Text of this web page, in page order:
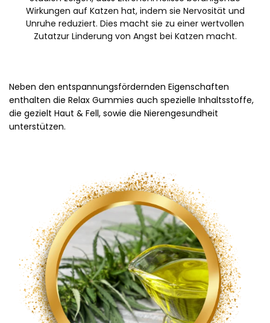
Wirkungen auf Katzen hat, indem sie Nervosität und
Unruhe reduziert. Dies macht sie zu einer wertvollen
Zutatzur Linderung von Angst bei Katzen macht.
Neben den entspannungsfördernden Eigenschaften
enthalten die Relax Gummies auch spezielle Inhaltsstoffe,
die gezielt Haut & Fell, sowie die Nierengesundheit
unterstützen.